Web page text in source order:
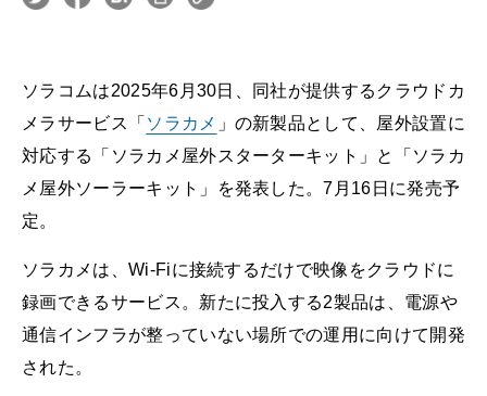
ソラコムは2025年6月30日、同社が提供するクラウドカ
メラサービス「 ソラカメ 」の新製品として、屋外設置に
対応する「ソラカメ屋外スターターキット」と「ソラカ
メ屋外ソーラーキット」を発表した。7月16日に発売予
定。
ソラカメは、Wi-Fiに接続するだけで映像をクラウドに
録画できるサービス。新たに投入する2製品は、電源や
通信インフラが整っていない場所での運用に向けて開発
された。